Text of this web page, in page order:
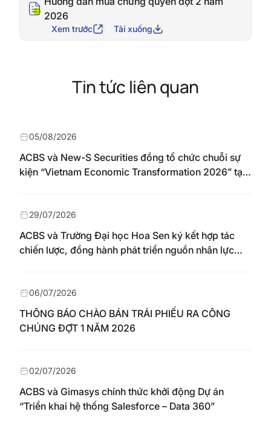
2026
Xem trước Tải xuống
Tin tức liên quan
ACBS và New-S Securities đồng tổ chức chuỗi sự
kiện “Vietnam Economic Transformation 2026” tại
05/08/2026
ACBS và Trường Đại học Hoa Sen ký kết hợp tác
chiến lược, đồng hành phát triển nguồn nhân lực
29/07/2026
THÔNG BÁO CHÀO BÁN TRÁI PHIẾU RA CÔNG
CHÚNG ĐỢT 1 NĂM 2026
06/07/2026
ACBS và Gimasys chính thức khởi động Dự án
“Triển khai hệ thống Salesforce – Data 360”
02/07/2026